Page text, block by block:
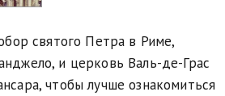
святого Петра в Риме,
и церковь Валь-де-Грас
чтобы лучше ознакомиться